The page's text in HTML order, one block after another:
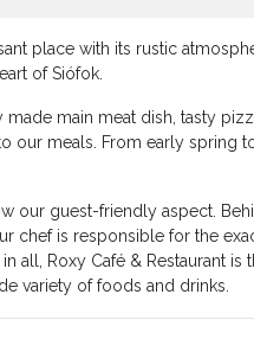
place with its rustic
of Siófok.
main meat dish, tasty
our meals. From early spring
our guest-friendly aspect.
chef is responsible for the
all, Roxy Café & Restaurant
variety of foods and drinks.